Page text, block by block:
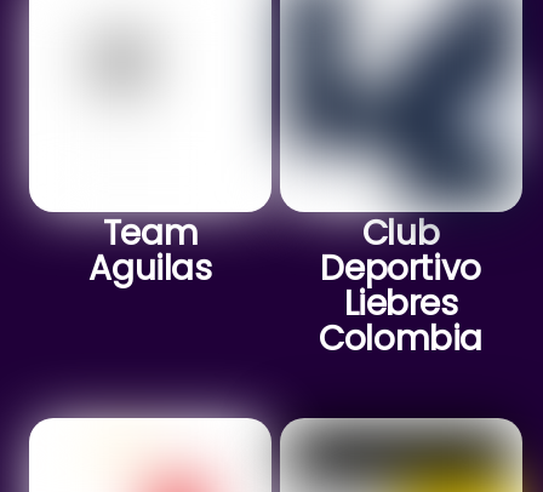
Team
Aguilas
Club
Deportivo
Liebres
Colombia